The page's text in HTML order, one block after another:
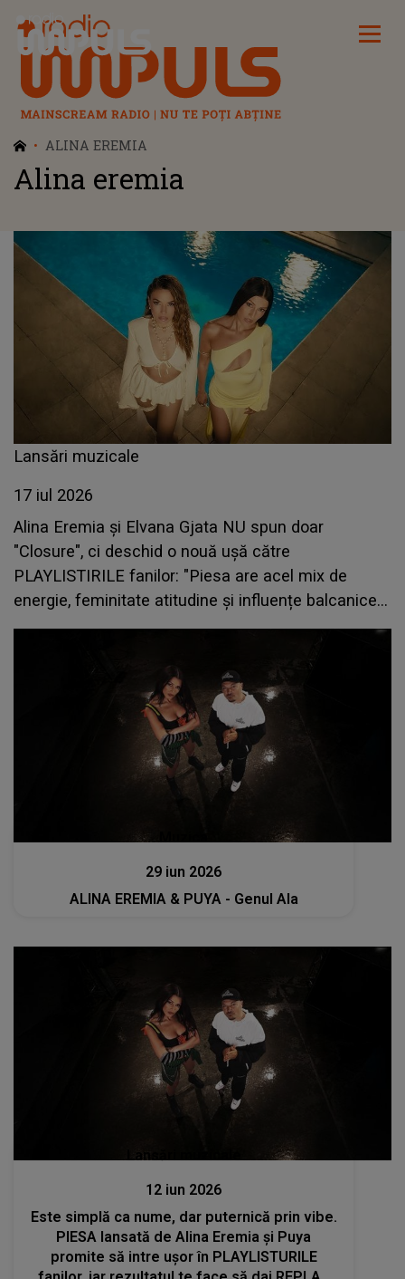
Radio Impuls
ALINA EREMIA
Alina eremia
Lansări muzicale
17 iul 2026
Alina Eremia și Elvana Gjata NU spun doar
"Closure", ci deschid o nouă ușă către
PLAYLISTIRILE fanilor: "Piesa are acel mix de
energie, feminitate atitudine și influențe balcanice
care o fac să-ți rămână în minte din prima."
29 iun 2026
ALINA EREMIA & PUYA - Genul Ala
Lansări muzicale
12 iun 2026
Este simplă ca nume, dar puternică prin vibe.
PIESA lansată de Alina Eremia și Puya
promite să intre ușor în PLAYLISTURILE